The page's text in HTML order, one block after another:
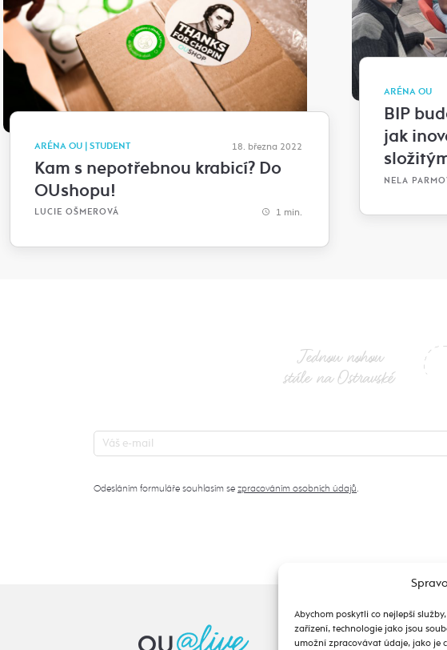
Abychom poskytli co nejlepší
zařízení, technologie jako jsou
umožní zpracovávat údaje, jako je
ARÉNA OU | STUDENT 18. března 2022
Kam s nepotřebnou krabicí? Do
OUshopu!
LUCIE OŠMEROVÁ 1 min.
ARÉNA OU
BIP
jak
NELA
Jednou nohou
stále na Ostravské
Odesláním formuláře souhlasím se zpracováním osobních údajů